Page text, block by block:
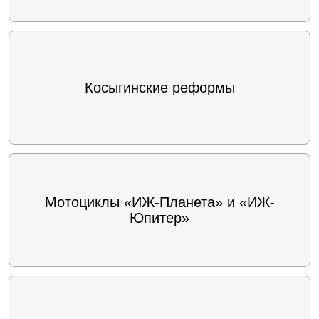
Косыгинские реформы
Мотоциклы «ИЖ-Планета» и «ИЖ-
Юпитер»